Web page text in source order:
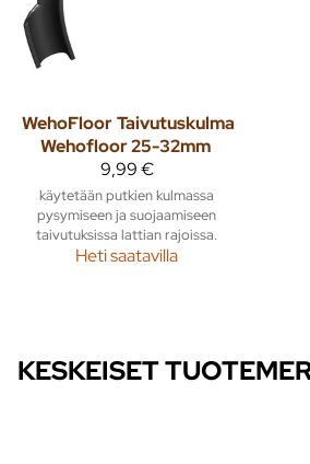
WehoFloor Taivutuskulma
Wehofloor 25-32mm
9,99 €
käytetään putkien kulmassa
pysymiseen ja suojaamiseen
taivutuksissa lattian rajoissa.
Heti saatavilla
KESKEISET